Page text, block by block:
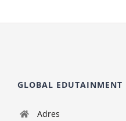
GLOBAL EDUTAINMENT
Adres